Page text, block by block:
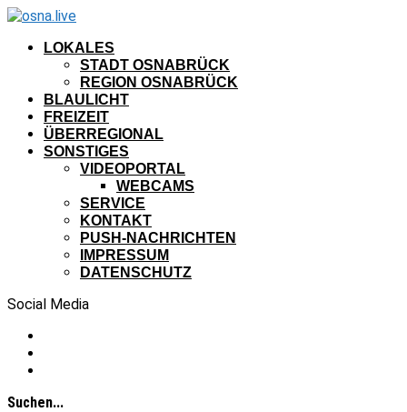
LOKALES
STADT OSNABRÜCK
REGION OSNABRÜCK
BLAULICHT
FREIZEIT
ÜBERREGIONAL
SONSTIGES
VIDEOPORTAL
WEBCAMS
SERVICE
KONTAKT
PUSH-NACHRICHTEN
IMPRESSUM
DATENSCHUTZ
Social Media
Suchen...